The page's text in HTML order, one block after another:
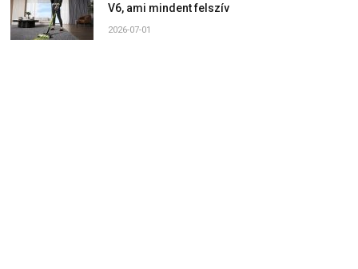
V6, ami mindent felszív
2026-07-01